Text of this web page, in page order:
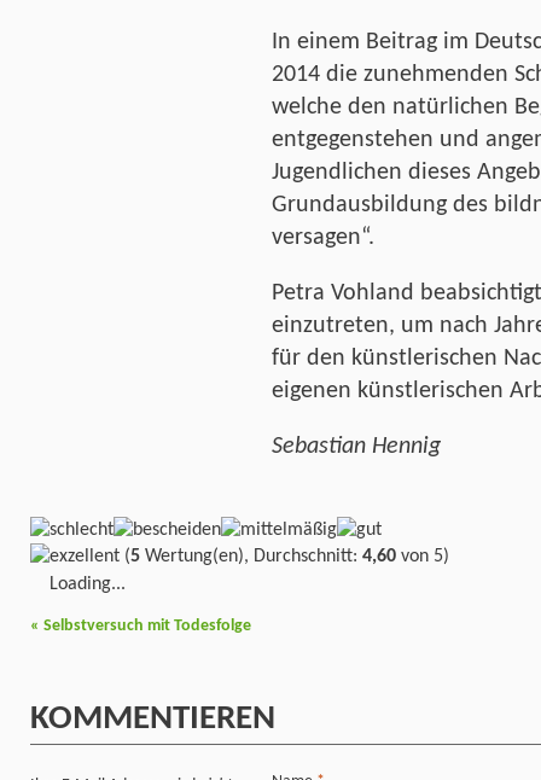
In einem Beitrag im
2014 die zunehmenden
welche den natürlichen
entgegenstehen und
Jugendlichen dieses
Grundausbildung des
versagen“.
Petra Vohland
einzutreten, um nach
für den künstlerischen
eigenen künstlerischen
Sebastian Hennig
(5 Wertung(en), Durchschnitt: 4,60 von 5)
Loading...
« Selbstversuch mit Todesfolge
KOMMENTIEREN